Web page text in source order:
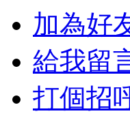
加為好
給我留
打個招